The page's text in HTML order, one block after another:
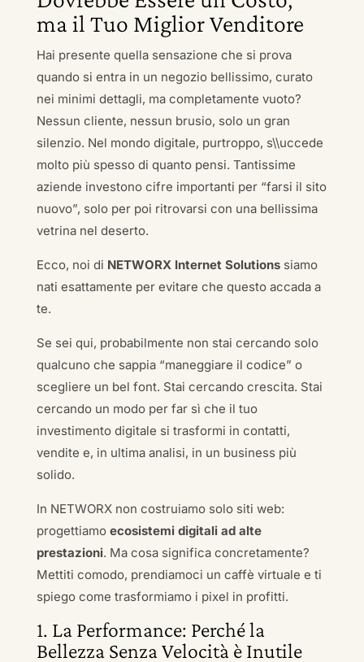
ma il Tuo Miglior Venditore
Hai presente quella sensazione che si prova
quando si entra in un negozio bellissimo, curato
nei minimi dettagli, ma completamente vuoto?
Nessun cliente, nessun brusio, solo un gran
silenzio. Nel mondo digitale, purtroppo, s\\uccede
molto più spesso di quanto pensi. Tantissime
aziende investono cifre importanti per “farsi il sito
nuovo”, solo per poi ritrovarsi con una bellissima
vetrina nel deserto.
Ecco, noi di NETWORX Internet Solutionssiamo
nati esattamente per evitare che questo accada a
te.
Se sei qui, probabilmente non stai cercando solo
qualcuno che sappia “maneggiare il codice” o
scegliere un bel font. Stai cercando crescita. Stai
cercando un modo per far sì che il tuo
investimento digitale si trasformi in contatti,
vendite e, in ultima analisi, in un business più
solido.
In NETWORX non costruiamo solo siti web:
progettiamo ecosistemi digitali ad alte
prestazioni. Ma cosa significa concretamente?
Mettiti comodo, prendiamoci un caffè virtuale e ti
spiego come trasformiamo i pixel in profitti.
1. La Performance: Perché la
Bellezza Senza Velocità è Inutile